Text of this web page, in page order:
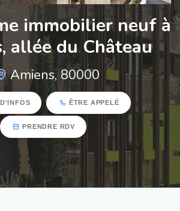
immobilier neuf à
allée du Château
Amiens, 80000
ÊTRE APPELÉ
PRENDRE RDV